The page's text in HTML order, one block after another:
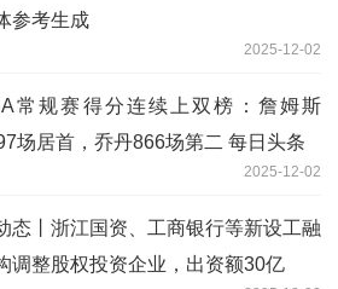
参考生成
2025-12-02
常规赛得分连续上双榜：詹姆斯
场居首，乔丹866场第二 每日头条
2025-12-02
态丨浙江国资、工商银行等新设工融
调整股权投资企业，出资额30亿